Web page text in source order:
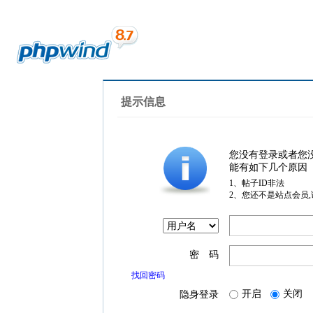
提示信息
您没有登录或者您
能有如下几个原因
1、帖子ID非法
2、您还不是站点会员
密 码
找回密码
隐身登录 开启 关闭